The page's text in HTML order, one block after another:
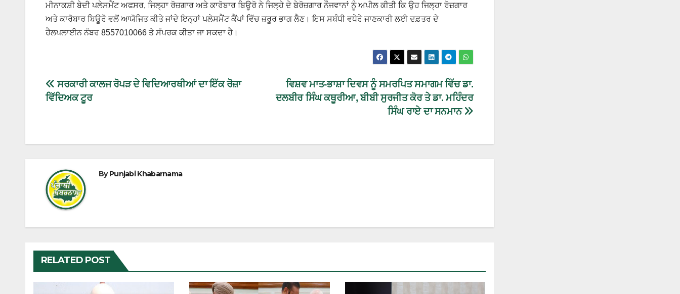
ਮੀਨਾਕਸ਼ੀ ਬੇਦੀ ਪਲੇਸਮੈਂਟ ਅਫਸਰ, ਜਿਲ੍ਹਾ ਰੋਜ਼ਗਾਰ ਅਤੇ ਕਾਰੋਬਾਰ ਬਿਊਰੋ ਨੇ ਜਿਲ੍ਹੇ ਦੇ ਬੇਰੋਜ਼ਗਾਰ ਨੌਜਵਾਨਾਂ ਨੂੰ ਅਪੀਲ ਕੀਤੀ ਕਿ ਉਹ ਜਿਲ੍ਹਾ ਰੋਜ਼ਗਾਰ
ਅਤੇ ਕਾਰੋਬਾਰ ਬਿਊਰੋ ਵਲੋਂ ਆਯੋਜਿਤ ਕੀਤੇ ਜਾਂਦੇ ਇਨ੍ਹਾਂ ਪਲੇਸਮੈਂਟ ਕੈਂਪਾਂ ਵਿੱਚ ਜ਼ਰੂਰ ਭਾਗ ਲੈਣ। ਇਸ ਸਬੰਧੀ ਵਧੇਰੇ ਜਾਣਕਾਰੀ ਲਈ ਦਫ਼ਤਰ ਦੇ
ਹੈਲਪਲਾਈਨ ਨੰਬਰ 8557010066 ਤੇ ਸੰਪਰਕ ਕੀਤਾ ਜਾ ਸਕਦਾ ਹੈ।
ਵਿਸ਼ਵ ਮਾਤ-ਭਾਸ਼ਾ ਦਿਵਸ ਨੂੰ ਸਮਰਪਿਤ ਸਮਾਗਮ ਵਿੱਚ ਡਾ.
ਦਲਬੀਰ ਸਿੰਘ ਕਥੂਰੀਆ, ਬੀਬੀ ਸੁਰਜੀਤ ਕੋਰ ਤੇ ਡਾ. ਮਹਿੰਦਰ
ਸਿੰਘ ਰਾਏ ਦਾ ਸਨਮਾਨ
ਸਰਕਾਰੀ ਕਾਲਜ ਰੋਪੜ ਦੇ ਵਿਦਿਆਰਥੀਆਂ ਦਾ ਇੱਕ ਰੋਜ਼ਾ
ਵਿੱਦਿਅਕ ਟੂਰ
ByPunjabi Khabarnama
RELATED POST